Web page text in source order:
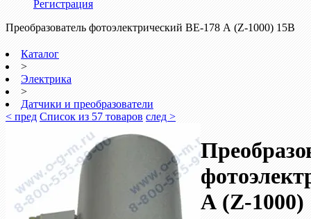
Регистрация
Преобразователь фотоэлектрический ВЕ-178 А (Z-1000) 15В
Каталог
>
Электрика
>
Датчики и преобразователи
< пред Список из 57 товаров след >
А (Z-1000)